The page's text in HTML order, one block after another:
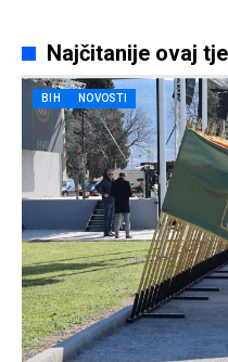
Najčitanije ovaj
BIH NOVOSTI